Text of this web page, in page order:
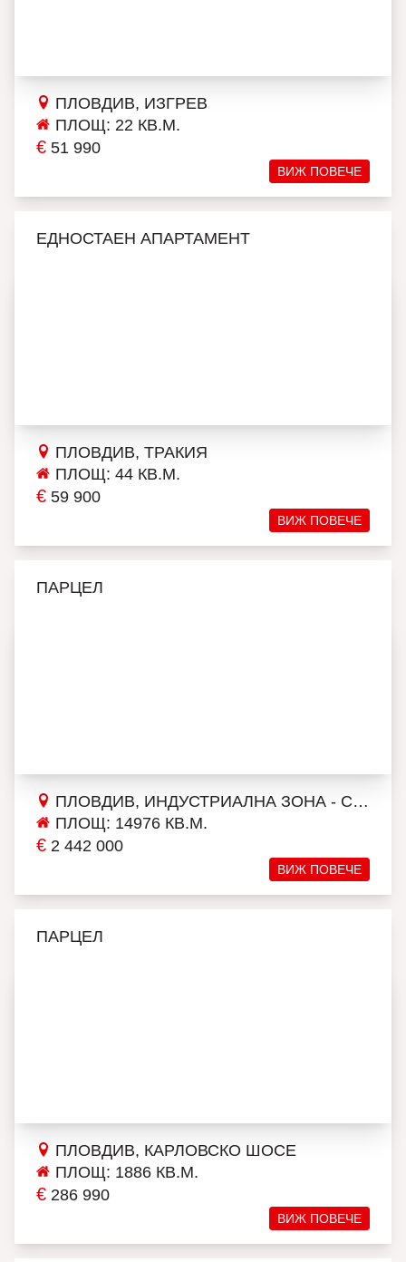
ПЛОВДИВ, ИЗГРЕВ
ПЛОЩ: 22 КВ.М.
€ 51 990
ВИЖ ПОВЕЧЕ
ЕДНОСТАЕН АПАРТАМЕНТ
ПЛОВДИВ, ТРАКИЯ
ПЛОЩ: 44 КВ.М.
€ 59 900
ВИЖ ПОВЕЧЕ
ПАРЦЕЛ
ПЛОВДИВ, ИНДУСТРИАЛНА ЗОНА - СЕВЕР
ПЛОЩ: 14976 КВ.М.
€ 2 442 000
ВИЖ ПОВЕЧЕ
ПАРЦЕЛ
ПЛОВДИВ, КАРЛОВСКО ШОСЕ
ПЛОЩ: 1886 КВ.М.
€ 286 990
ВИЖ ПОВЕЧЕ